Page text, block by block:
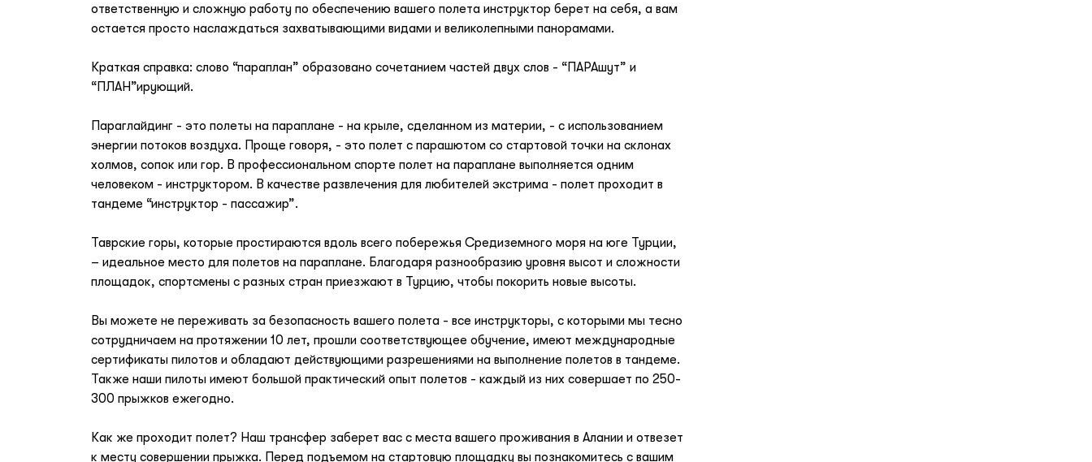
ответственную и сложную работу по обеспечению вашего полета инструктор берет на себя, а вам
остается просто наслаждаться захватывающими видами и великолепными панорамами.
Краткая справка: слово “параплан” образовано сочетанием частей двух слов - “ПАРАшут” и
“ПЛАН”ирующий.
Параглайдинг - это полеты на параплане - на крыле, сделанном из материи, - с использованием
энергии потоков воздуха. Проще говоря, - это полет с парашютом со стартовой точки на склонах
холмов, сопок или гор. В профессиональном спорте полет на параплане выполняется одним
человеком - инструктором. В качестве развлечения для любителей экстрима - полет проходит в
тандеме “инструктор - пассажир”.
Таврские горы, которые простираются вдоль всего побережья Средиземного моря на юге Турции,
– идеальное место для полетов на параплане. Благодаря разнообразию уровня высот и сложности
площадок, спортсмены с разных стран приезжают в Турцию, чтобы покорить новые высоты.
Вы можете не переживать за безопасность вашего полета - все инструкторы, с которыми мы тесно
сотрудничаем на протяжении 10 лет, прошли соответствующее обучение, имеют международные
сертификаты пилотов и обладают действующими разрешениями на выполнение полетов в тандеме.
Также наши пилоты имеют большой практический опыт полетов - каждый из них совершает по 250-
300 прыжков ежегодно.
Как же проходит полет? Наш трансфер заберет вас с места вашего проживания в Алании и отвезет
к месту совершении прыжка. Перед подъемом на стартовую площадку вы познакомитесь с вашим